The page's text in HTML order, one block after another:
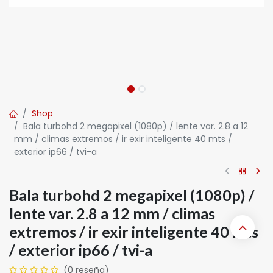
Shop
Bala turbohd 2 megapixel (1080p) / lente var. 2.8 a 12
mm / climas extremos / ir exir inteligente 40 mts /
exterior ip66 / tvi-a
Bala turbohd 2 megapixel (1080p) /
lente var. 2.8 a 12 mm / climas
extremos / ir exir inteligente 40 mts
/ exterior ip66 / tvi-a
(0 reseña)